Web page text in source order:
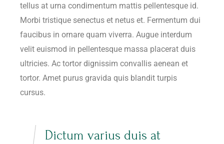
tellus at urna condimentum mattis pellentesque id.
Morbi tristique senectus et netus et. Fermentum dui
faucibus in ornare quam viverra. Augue interdum
velit euismod in pellentesque massa placerat duis
ultricies. Ac tortor dignissim convallis aenean et
tortor. Amet purus gravida quis blandit turpis
cursus.
Dictum varius duis at